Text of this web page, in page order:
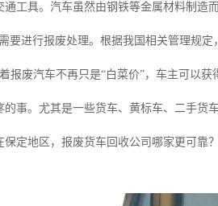
工具。汽车虽然由钢铁等金属材料制造
要进行报废处理。根据我国相关管理规
废汽车不再只是“白菜价”，车主可以获
事。尤其是一些货车、黄标车、二手货
定地区，报废货车回收公司哪家更可靠